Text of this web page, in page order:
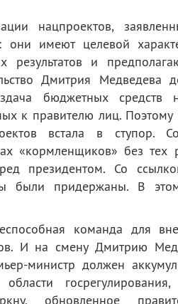
нацпроектов,
они имеют целевой
результатов и
Дмитрия Медведева
бюджетных средств
к правителю лиц. Поэтому
встала в ступор.
«кормленщиков» без тех
президентом. Со
были придержаны. В
команда для
И на смену Дмитрию
министр должен
обновленное